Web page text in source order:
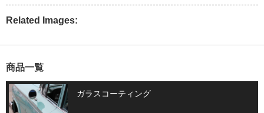
Related Images:
商品一覧
ガラスコーティング